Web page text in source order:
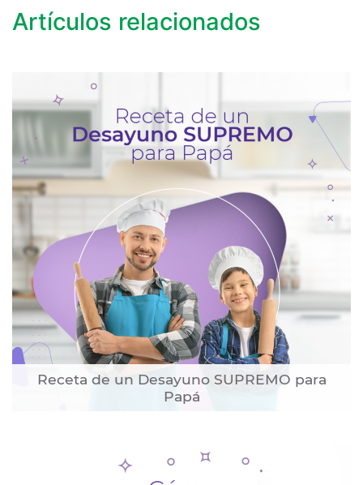
Artículos relacionados
Receta de un Desayuno SUPREMO para
Papá